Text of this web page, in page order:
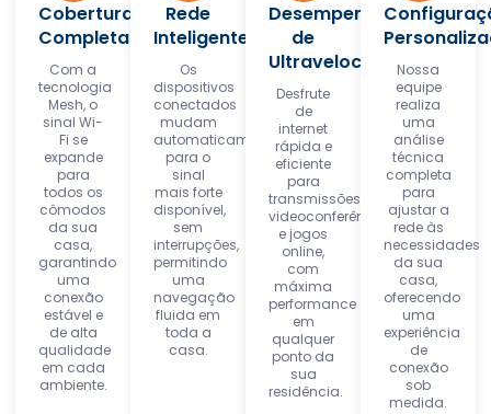
Cobertura
Completa
Com a
tecnologia
Mesh, o
sinal Wi-
Fi se
expande
para
todos os
cômodos
da sua
casa,
garantindo
uma
conexão
estável e
de alta
qualidade
em cada
ambiente.
Rede
Inteligente
Os
dispositivos
conectados
mudam
automaticamente
para o
sinal
mais forte
disponível,
sem
interrupções,
permitindo
uma
navegação
fluida em
toda a
casa.
Desempenho
de
Ultravelocidade
Desfrute
de
internet
rápida e
eficiente
para
transmissões,
videoconferências
e jogos
online,
com
máxima
performance
em
qualquer
ponto da
sua
residência.
Nossa
equipe
realiza
uma
análise
técnica
completa
para
ajustar a
rede às
necessidades
da sua
casa,
oferecendo
uma
experiência
de
conexão
sob
medida.